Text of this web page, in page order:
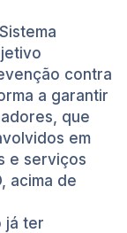
contra
a garantir
que
em
e serviços
acima de
já ter